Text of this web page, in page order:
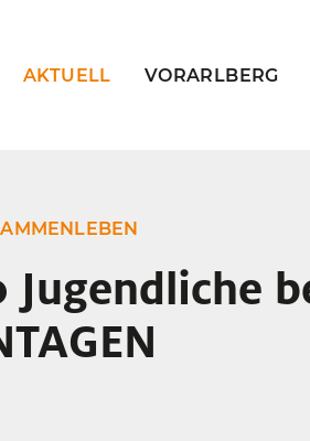
AKTUELL VORARLBERG
Jugendliche